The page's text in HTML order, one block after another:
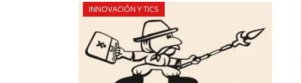
INNOVACIÓN Y TICS